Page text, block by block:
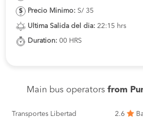
Precio Minimo: S/ 35
Ultima Salida del dia: 22:15 hrs
Duration: 00 HRS
Main bus operators from
Transportes Libertad 2.6